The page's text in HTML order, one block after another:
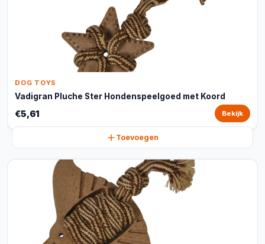
DOG TOYS
Vadigran Pluche Ster Hondenspeelgoed met Koord
€5,61 Bekijk
Toevoegen